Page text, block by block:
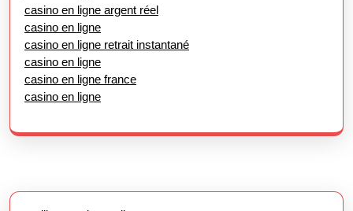
casino en ligne argent réel
casino en ligne
casino en ligne retrait instantané
casino en ligne
casino en ligne france
casino en ligne